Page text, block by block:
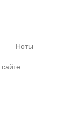
Ноты